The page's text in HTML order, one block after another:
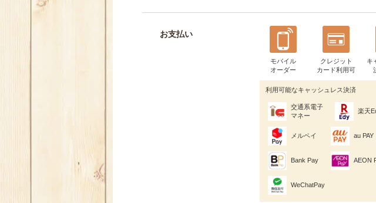
お支払い
モバイル
オーダー
クレジット
カード利用可
キ
利用可能なキャッシュレス決済
交通系電子
マネー
楽天
メルペイ au PAY
Bank Pay AEON
WeChatPay